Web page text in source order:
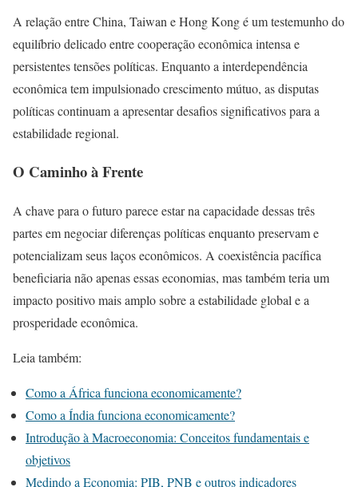
A relação entre China, Taiwan e Hong Kong é um testemunho do
equilíbrio delicado entre cooperação econômica intensa e
persistentes tensões políticas. Enquanto a interdependência
econômica tem impulsionado crescimento mútuo, as disputas
políticas continuam a apresentar desafios significativos para a
estabilidade regional.
O Caminho à Frente
A chave para o futuro parece estar na capacidade dessas três
partes em negociar diferenças políticas enquanto preservam e
potencializam seus laços econômicos. A coexistência pacífica
beneficiaria não apenas essas economias, mas também teria um
impacto positivo mais amplo sobre a estabilidade global e a
prosperidade econômica.
Leia também:
Como a África funciona economicamente?
Como a Índia funciona economicamente?
Introdução à Macroeconomia: Conceitos fundamentais e
objetivos
Medindo a Economia: PIB, PNB e outros indicadores